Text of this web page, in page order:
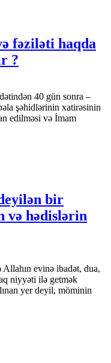
fəziləti haqda
?
40 gün sonra –
şəhidlərinin xatirəsinin
edilməsi və İmam
bir
və hədislərin
evinə ibadət, dua,
niyyəti ilə getmək
yer deyil, möminin